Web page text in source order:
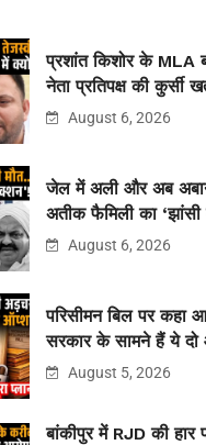
प्रशांत किशोर के MLA
नेता प्रतिपक्ष की कुर्सी
August 6, 2026
जेल में अली और अब
अतीक फैमिली का
August 6, 2026
परिसीमन बिल पर कहा
सरकार के सामने हैं ये दो
August 5, 2026
बांकीपुर में RJD की